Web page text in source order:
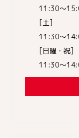
11:30～
[土]
11:30～
[日曜・祝]
11:30～